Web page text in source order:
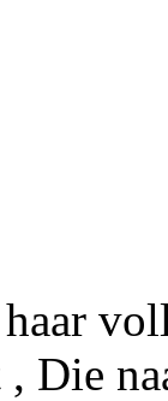
, Die